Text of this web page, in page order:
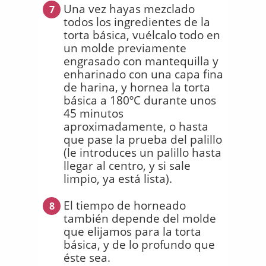
7
Una vez hayas mezclado
todos los ingredientes de la
torta básica, vuélcalo todo en
un molde previamente
engrasado con mantequilla y
enharinado con una capa fina
de harina, y hornea la torta
básica a 180ºC durante unos
45 minutos
aproximadamente, o hasta
que pase la prueba del palillo
(le introduces un palillo hasta
llegar al centro, y si sale
limpio, ya está lista).
8
El tiempo de horneado
también depende del molde
que elijamos para la torta
básica, y de lo profundo que
éste sea.